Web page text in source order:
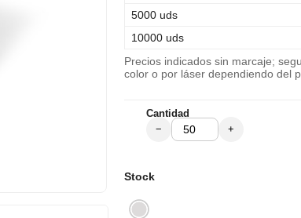
5000 uds
10000 uds
Precios indicados sin marcaje;
color o por láser dependiendo del
Cantidad
− +
Stock